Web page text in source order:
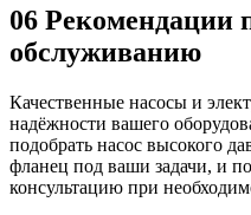
06 Рекомендации
обслуживанию
Качественные насосы и
надёжности вашего
подобрать насос высокого
фланец под ваши задачи, и
консультацию при